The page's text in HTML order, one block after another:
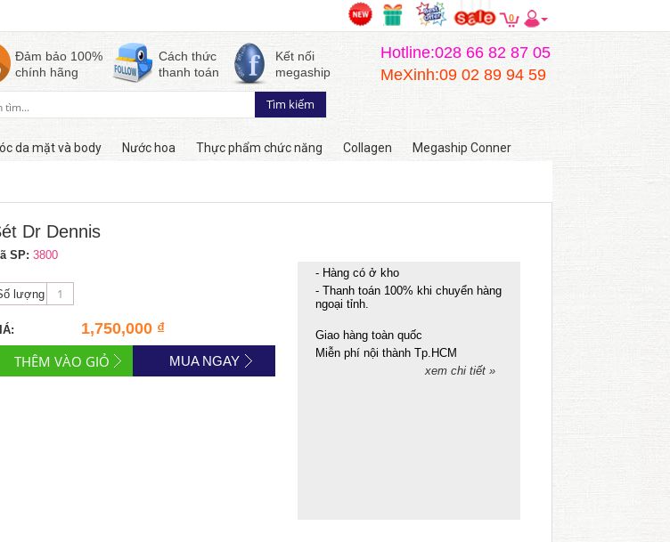
0
Đảm bảo 100%
chính hãng
Cách thức
thanh toán
Kết nối
megaship
Hotline:028 66 82 87 05
MeXinh:09 02 89 94 59
da mặt và body Nước hoa Thực phẩm chức năng Collagen Megaship Conner
hàng
Dr Dennis
SP: 3800
lượng
1,750,000 ₫
MUA NGAY
- Hàng có ở kho
- Thanh toán 100% khi chuyển hàng
ngoại tỉnh.
Giao hàng toàn quốc
Miễn phí nội thành Tp.HCM
xem chi tiết »